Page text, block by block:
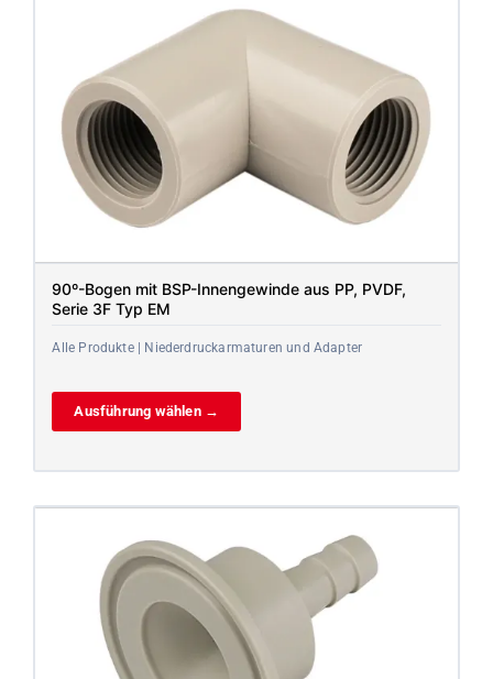
90º-Bogen mit BSP-Innengewinde aus PP, PVDF,
Serie 3F Typ EM
Alle Produkte | Niederdruckarmaturen und Adapter
Ausführung wählen →